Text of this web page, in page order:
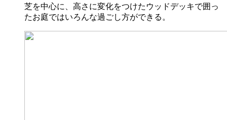
芝を中心に、高さに変化をつけたウッドデッキで囲っ
たお庭ではいろんな過ごし方ができる。